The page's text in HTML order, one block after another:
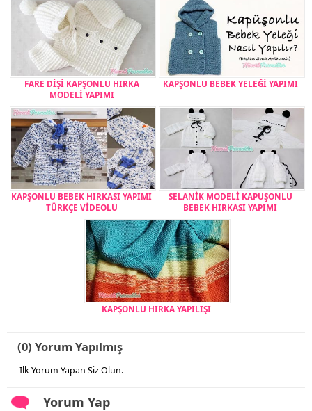
FARE DİŞİ KAPŞONLU HIRKA
MODELİ YAPIMI
KAPŞONLU BEBEK YELEĞİ YAPIMI
KAPŞONLU BEBEK HIRKASI YAPIMI
TÜRKÇE VİDEOLU
SELANİK MODELİ KAPUŞONLU
BEBEK HIRKASI YAPIMI
KAPŞONLU HIRKA YAPILIŞI
(0) Yorum Yapılmış
İlk Yorum Yapan Siz Olun.
Yorum Yap